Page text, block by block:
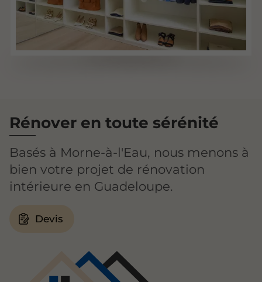
Rénover en toute sérénité
Basés à Morne-à-l'Eau, nous menons à
bien votre projet de rénovation
intérieure en Guadeloupe.
Devis